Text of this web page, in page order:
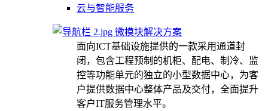
云与智能服务
微模块解决方案
面向ICT基础设施提供的一款采用通道封
闭，包含工程预制的机柜、配电、制冷、监
控等功能单元的独立的小型数据中心，为客
户提供数据中心整体产品及交付，全面提升
客户IT服务管理水平。